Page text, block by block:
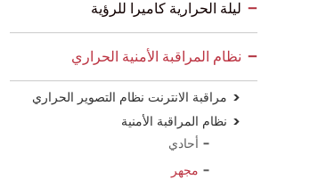
ليلة الحرارية كاميرا للرؤية
نظام المراقبة الأمنية الحراري
مراقبة الانترنت نظام التصوير الحراري
نظام المراقبة الأمنية
أحادي
مجهر